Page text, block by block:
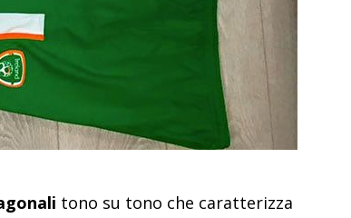
tono su tono che caratterizza